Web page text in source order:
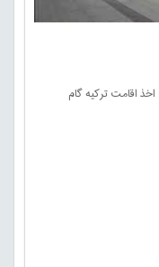
در جهت اخذ اقامت ترکیه گام